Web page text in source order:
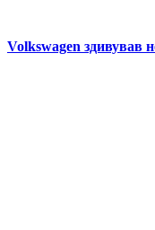
Volkswagen